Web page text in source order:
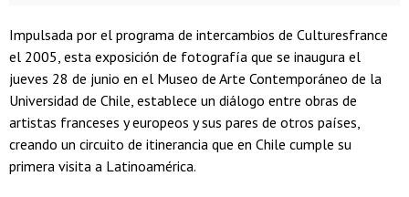
Impulsada por el programa de intercambios de Culturesfrance
el 2005, esta exposición de fotografía que se inaugura el
jueves 28 de junio en el Museo de Arte Contemporáneo de la
Universidad de Chile, establece un diálogo entre obras de
artistas franceses y europeos y sus pares de otros países,
creando un circuito de itinerancia que en Chile cumple su
primera visita a Latinoamérica.